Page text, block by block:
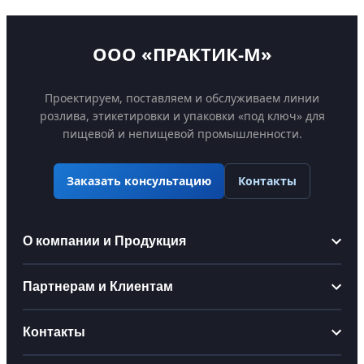
ООО «ПРАКТИК-М»
Проектируем, поставляем и обслуживаем линии
розлива, этикетировки и упаковки «под ключ» для
пищевой и непищевой промышленности.
Заказать консультацию Контакты
О компании и Продукция
Информация
О компании
Производство
Партнерам и Клиентам
Партнерам
Стать дистрибьютором
Контакты